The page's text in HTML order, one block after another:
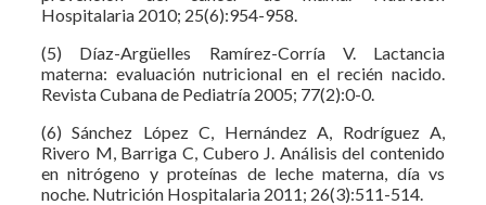
Hospitalaria 2010; 25(6):954-958.
(5) Díaz-Argüelles Ramírez-Corría V. Lactancia
materna: evaluación nutricional en el recién nacido.
Revista Cubana de Pediatría 2005; 77(2):0-0.
(6) Sánchez López C, Hernández A, Rodríguez A,
Rivero M, Barriga C, Cubero J. Análisis del contenido
en nitrógeno y proteínas de leche materna, día vs
noche. Nutrición Hospitalaria 2011; 26(3):511-514.